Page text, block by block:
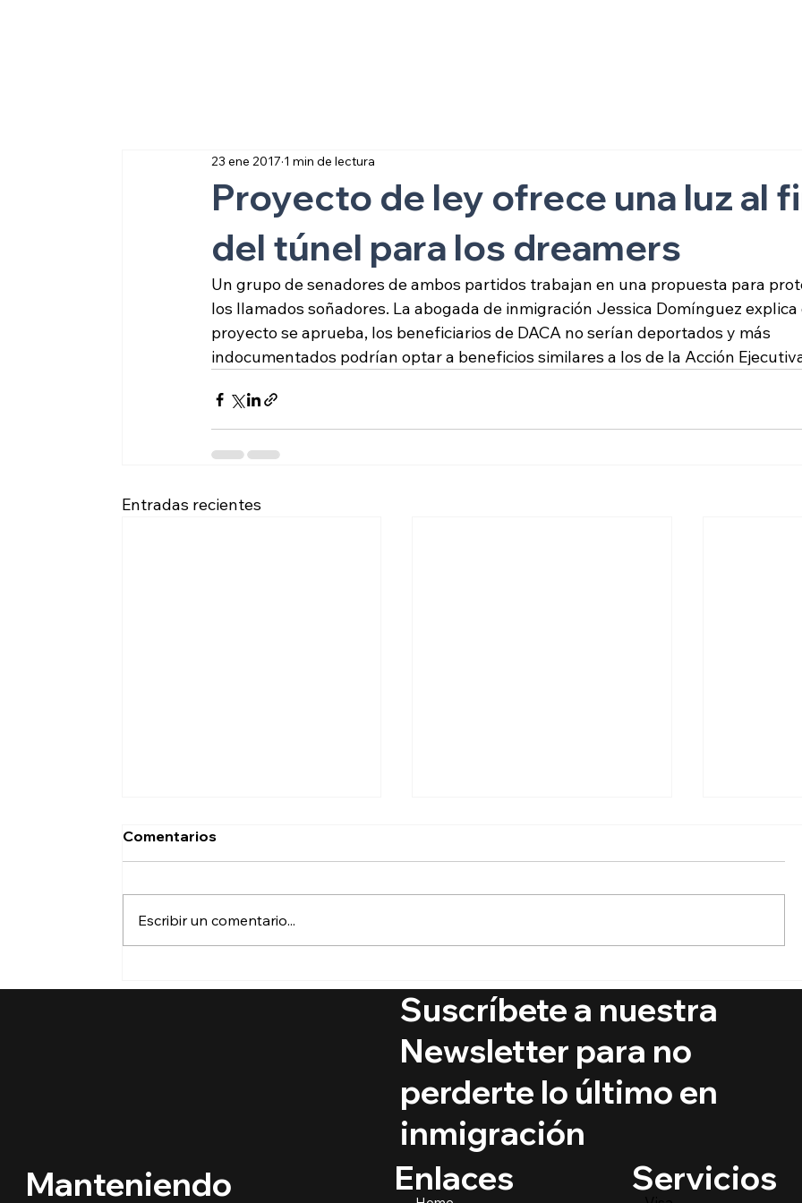
Proyecto de ley ofrece una luz al
del túnel para los dreamers
23 ene 2017 1 min de lectura
Un grupo de senadores de ambos partidos trabajan en una propuesta para
los llamados soñadores. La abogada de inmigración Jessica Domínguez explica
proyecto se aprueba, los beneficiarios de DACA no serían deportados y más
indocumentados podrían optar a beneficios similares a los de la Acción
Entradas recientes
Suprema avalar el fin de la
derechos de los niños
inmigrantes en este
regreso a clases?
de Visas
Comentarios
Escribir un comentario...
Manteniendo
Suscríbete a nuestra
Newsletter para no
perderte lo último en
inmigración
Enlaces
Servicios